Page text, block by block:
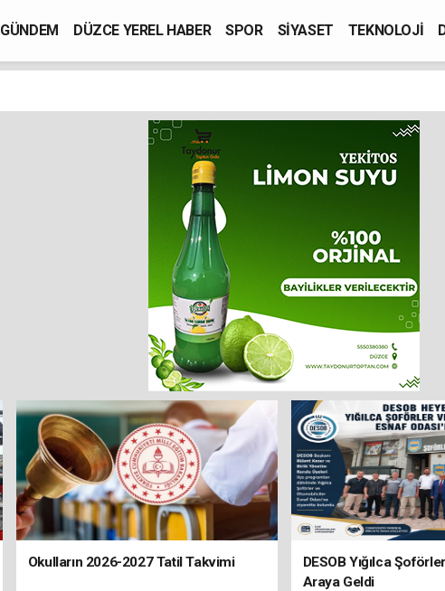
GÜNDEM DÜZCE YEREL HABER SPOR SİYASET TEKNOLOJİ
Okulların 2026-2027 Tatil Takvimi
DESOB Yığılca
Araya Geldi